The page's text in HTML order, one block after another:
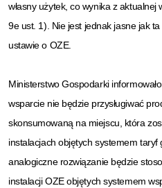
własny użytek, co wynika z
9e ust. 1). Nie jest jednak jasne jak
ustawie o OZE.
Ministerstwo Gospodarki
wsparcie nie będzie przysługiwać
skonsumowaną na miejscu, która
instalacjach objętych systemem
analogiczne rozwiązanie będzie
instalacji OZE objętych systemem